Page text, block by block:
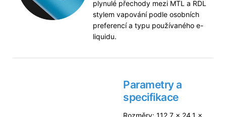
plynulé přechody mezi MTL a RDL
stylem vapování podle osobních
preferencí a typu používaného e-
liquidu.
Parametry a
specifikace